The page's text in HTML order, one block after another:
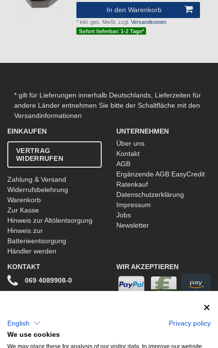
In den Warenkorb
*inkl. ges. MwSt. zzgl.Versandkosten
Sofort lieferbar: 1-2 Tage*
* gilt für Lieferungen innerhalb Deutschlands, Lieferzeiten für
andere Länder entnehmen Sie bitte der Schaltfläche mit den
Versandinformationen
EINKAUFEN
VERTRAG
WIDERRUFEN
Zahlung & Versand
Widerrufsbelehrung
Warenkorb
Zur Kasse
Hinweis zur Altölentsorgung
Hinweis zur
Batterieentsorgung
Händler werden
UNTERNEHMEN
Über uns
Kontakt
AGB
Ergänzende AGB EasyCredit
Ratenkauf
Datenschutzerklärung
Impressum
Jobs
Newsletter
KONTAKT
069 4089908-0
Facebook
WIR AKZEPTIEREN
English
Privacy policy
We use cookies
We may place these for analysis of our visitor data, to improve our website,